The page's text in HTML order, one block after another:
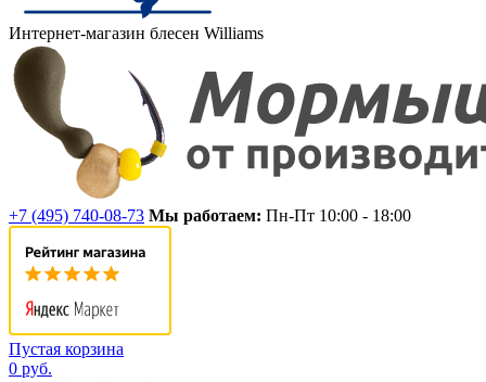
Интернет-магазин блесен Williams
+7 (495) 740-08-73 Мы работаем: Пн-Пт 10:00 - 18:00
Пустая корзина
0 руб.